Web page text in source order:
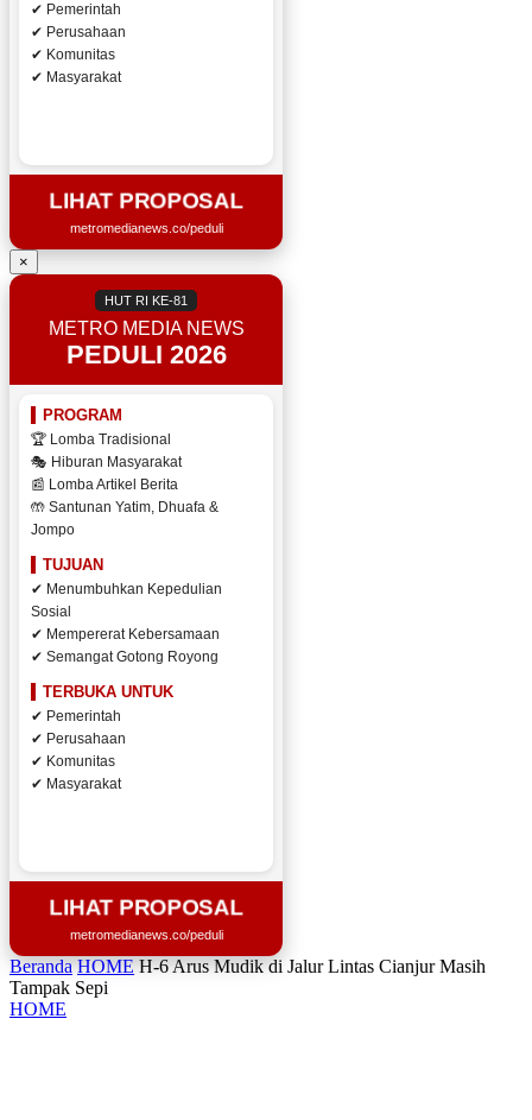
✔ Pemerintah
✔ Perusahaan
✔ Komunitas
✔ Masyarakat
LIHAT PROPOSAL
metromedianews.co/peduli
×
HUT RI KE-81
METRO MEDIA NEWS
PEDULI 2026
PROGRAM
🏆 Lomba Tradisional
🎭 Hiburan Masyarakat
📰 Lomba Artikel Berita
🤲 Santunan Yatim, Dhuafa &
Jompo
TUJUAN
✔ Menumbuhkan Kepedulian
Sosial
✔ Mempererat Kebersamaan
✔ Semangat Gotong Royong
TERBUKA UNTUK
✔ Pemerintah
✔ Perusahaan
✔ Komunitas
✔ Masyarakat
LIHAT PROPOSAL
metromedianews.co/peduli
Beranda HOME H-6 Arus Mudik di Jalur Lintas Cianjur Masih
Tampak Sepi
HOME